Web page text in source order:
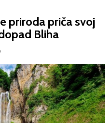
priroda priča svoj
Bliha